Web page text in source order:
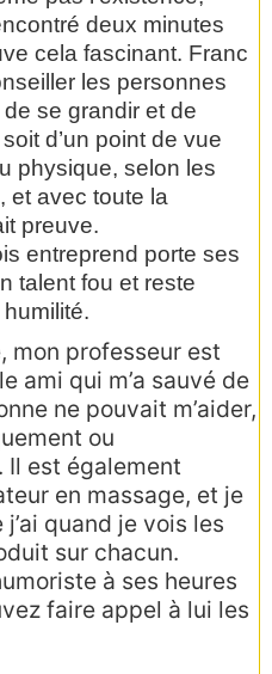
deux minutes
cela fascinant. Franc
les personnes
se grandir et de
d’un point de vue
physique, selon les
et avec toute la
preuve.
entreprend porte ses
talent fou et reste
humilité.
mon professeur est
ami qui m’a sauvé de
ne pouvait m’aider,
ou
Il est également
en massage, et je
quand je vois les
sur chacun.
à ses heures
faire appel à lui les